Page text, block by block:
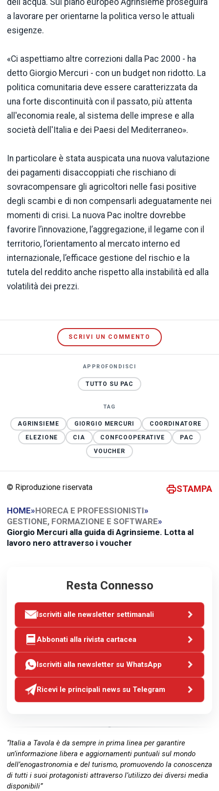
a lavorare per orientarne la politica verso le attuali
esigenze.
«Ci aspettiamo altre correzioni dalla Pac 2000 - ha
detto Giorgio Mercuri - con un budget non ridotto. La
politica comunitaria deve essere caratterizzata da
una forte discontinuità con il passato, più attenta
all'economia reale, al sistema delle imprese e alla
società dell'Italia e dei Paesi del Mediterraneo».
In particolare è stata auspicata una nuova valutazione
dei pagamenti disaccoppiati che rischiano di
sovracompensare gli agricoltori nelle fasi positive
degli scambi e di non compensarli adeguatamente nei
momenti di crisi. La nuova Pac inoltre dovrebbe
favorire l’innovazione, l’aggregazione, il legame con il
territorio, l’orientamento al mercato interno ed
internazionale, l’efficace gestione del rischio e la
tutela del reddito anche rispetto alla instabilità ed alla
volatilità dei prezzi.
SCRIVI UN COMMENTO
APPROFONDISCI
TUTTO SU PAC
TAG
AGRINSIEME GIORGIO MERCURI
COORDINATORE
ELEZIONE
CIA CONFCOOPERATIVE
PAC
VOUCHER
© Riproduzione riservata STAMPA
HOME»HORECA E PROFESSIONISTI»
GESTIONE, FORMAZIONE E SOFTWARE»
Giorgio Mercuri alla guida di Agrinsieme. Lotta al
lavoro nero attraverso i voucher
Resta Connesso
Iscriviti alle newsletter settimanali
Abbonati alla rivista cartacea
Iscriviti alla newsletter su WhatsApp
Ricevi le principali news su Telegram
“Italia a Tavola è da sempre in prima linea per garantire
un’informazione libera e aggiornamenti puntuali sul mondo
dell’enogastronomia e del turismo, promuovendo la conoscenza
di tutti i suoi protagonisti attraverso l’utilizzo dei diversi media
disponibili”